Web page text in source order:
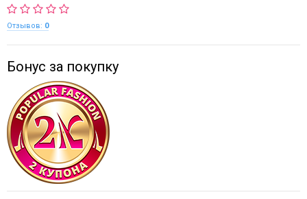
Отзывов: 0
Бонус за покупку